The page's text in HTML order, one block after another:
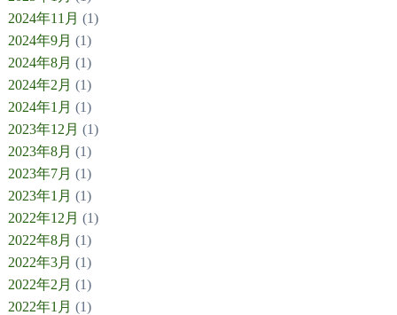
2024年11月 (1)
2024年9月 (1)
2024年8月 (1)
2024年2月 (1)
2024年1月 (1)
2023年12月 (1)
2023年8月 (1)
2023年7月 (1)
2023年1月 (1)
2022年12月 (1)
2022年8月 (1)
2022年3月 (1)
2022年2月 (1)
2022年1月 (1)